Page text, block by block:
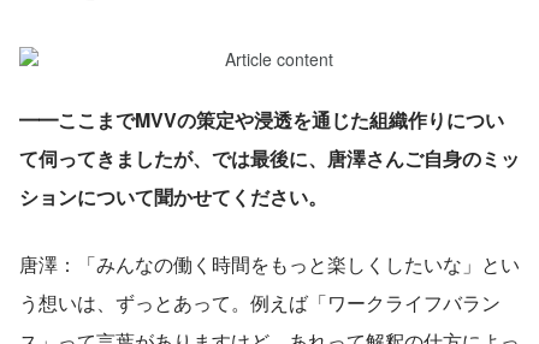
━━ここまでMVVの策定や浸透を通じた組織作りについ
て伺ってきましたが、では最後に、唐澤さんご自身のミッ
ションについて聞かせてください。
唐澤：「みんなの働く時間をもっと楽しくしたいな」とい
う想いは、ずっとあって。例えば「ワークライフバラン